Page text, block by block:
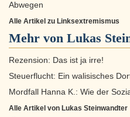
Abwegen
Alle Artikel zu Linksextremismus
Mehr von Lukas
Rezension: Das ist ja irre!
Steuerflucht: Ein walisisches
Mordfall Hanna K.: Wie der
Alle Artikel von Lukas Steinwandter